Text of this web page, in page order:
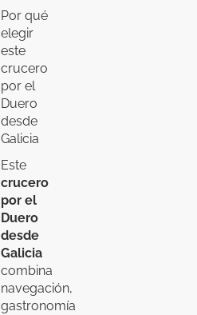
Por qué
elegir
este
crucero
por el
Duero
desde
Galicia
Este
crucero
por el
Duero
desde
Galicia
combina
navegación,
gastronomía,